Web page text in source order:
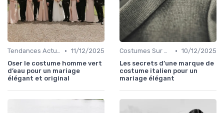
Tendances Actuelles • 11/12/2025
Oser le costume homme vert
d’eau pour un mariage
élégant et original
Costumes Sur Mesure • 10/12/2025
Les secrets d’une marque de
costume italien pour un
mariage élégant